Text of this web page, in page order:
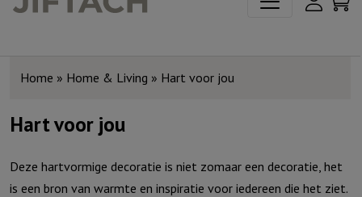
Home » Home & Living » Hart voor jou
Hart voor jou
Deze hartvormige decoratie is niet zomaar een decoratie, het
is een bron van warmte en inspiratie voor iedereen die het ziet.